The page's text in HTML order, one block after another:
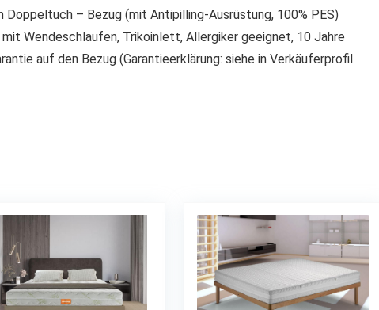
– Bezug (mit Antipilling-Ausrüstung, 100% PES)
Wendeschlaufen, Trikoinlett, Allergiker geeignet, 10 Jahre
auf den Bezug (Garantieerklärung: siehe in Verkäuferprofil